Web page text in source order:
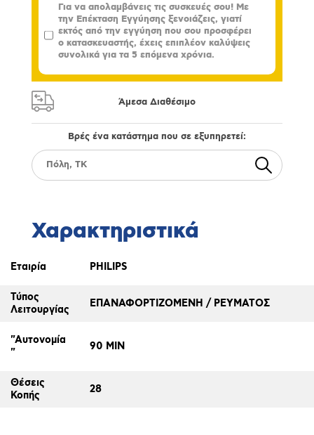
Για να απολαμβάνεις τις συσκευές σου! Με
την Επέκταση Εγγύησης ξενοιάζεις, γιατί
εκτός από την εγγύηση που σου προσφέρει
ο κατασκευαστής, έχεις επιπλέον καλύψεις
συνολικά για τα 5 επόμενα χρόνια.
Άμεσα Διαθέσιμο
Βρές ένα κατάστημα που σε εξυπηρετεί:
Χαρακτηριστικά
Εταιρία PHILIPS
Τύπος
Λειτουργίας
ΕΠΑΝΑΦΟΡΤΙΖΟΜΕΝΗ / ΡΕΥΜΑΤΟΣ
"Αυτονομία
"
90 MIN
Θέσεις
Κοπής
28